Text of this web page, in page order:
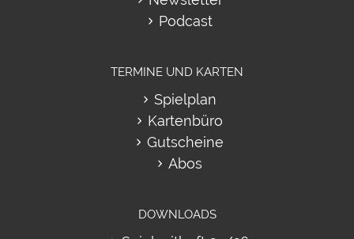
Podcast
TERMINE UND KARTEN
Spielplan
Kartenbüro
Gutscheine
Abos
DOWNLOADS